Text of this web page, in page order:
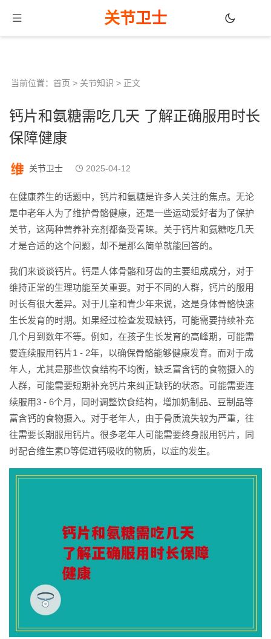
关节卫士
当前位置： 首页 > 关节知识 > 正文
钙片和氨糖需吃几天 了解正确服用时长
保障健康
关节卫士 2025-04-12
在健康养生的话题中，钙片和氨糖是许多人关注的焦点。无论
是中老年人为了维护骨骼健康，还是一些运动爱好者为了保护
关节，这两种营养补充剂都备受青睐。关于钙片和氨糖吃几天
才是合适的这个问题，却不是那么简单就能回答的。
我们来谈谈钙片。钙是人体骨骼和牙齿的主要组成成分，对于
维持正常的生理功能至关重要。对于不同的人群，钙片的服用
时长有很大差异。对于儿童和青少年来说，这是身体骨骼快速
生长发育的时期。如果经过检查发现缺钙，可能需要持续补充
几个月到数年不等。例如，在孩子生长发育的高峰期，可能需
要连续服用钙片1 - 2年，以确保骨骼能够健康发育。而对于成
年人，尤其是那些饮食结构不均衡，缺乏富含钙的食物摄入的
人群，可能需要短期补充钙片来纠正缺钙的状态。可能需要连
续服用3 - 6个月，同时调整饮食结构，增加奶制品、豆制品等
富含钙的食物摄入。对于老年人，由于骨质流失较为严重，往
往需要长期服用钙片。很多老年人可能需要终身服用钙片，同
时配合维生素D等促进钙吸收的物质，以症的发生。